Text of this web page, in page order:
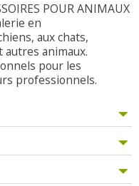
POUR ANIMAUX
en
aux chats,
autres animaux.
pour les
professionnels.